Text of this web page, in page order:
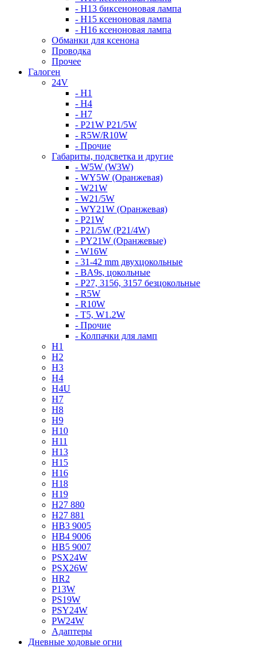
- H13 биксеноновая лампа
- H15 ксеноновая лампа
- H16 ксеноновая лампа
Обманки для ксенона
Проводка
Прочее
Галоген
24V
- H1
- H4
- H7
- P21W P21/5W
- R5W/R10W
- Прочие
Габариты, подсветка и другие
- W5W (W3W)
- WY5W (Оранжевая)
- W21W
- W21/5W
- WY21W (Оранжевая)
- P21W
- P21/5W (P21/4W)
- PY21W (Оранжевые)
- W16W
- 31-42 mm двухцокольные
- BA9s, цокольные
- P27, 3156, 3157 безцокольные
- R5W
- R10W
- T5, W1.2W
- Прочие
- Колпачки для ламп
H1
H2
H3
H4
H4U
H7
H8
H9
H10
H11
H13
H15
H16
H18
H19
H27 880
H27 881
HB3 9005
HB4 9006
HB5 9007
PSX24W
PSX26W
HR2
P13W
PS19W
PSY24W
PW24W
Адаптеры
Дневные ходовые огни